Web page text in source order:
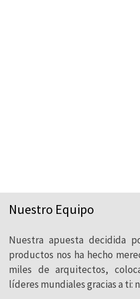
El compromiso
comercializa, en las
productivos y en las
que ha diseñado y que se
enfoque dirigido a la
Nuestro Equipo
Nuestra apuesta decidida
productos nos ha hecho
miles de arquitectos,
líderes mundiales gracias a ti: